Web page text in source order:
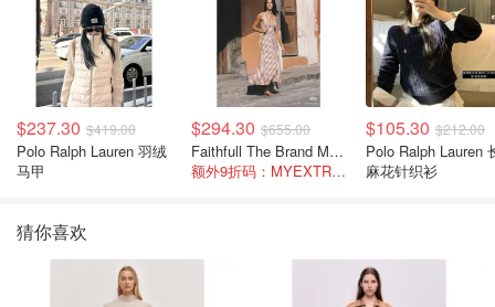
$237.30 $419.00
Polo Ralph Lauren 羽绒
马甲
$294.30 $655.00
Faithfull The Brand Marais 格纹亚麻吊带中长连衣裙
额外9折码：MYEXTRA10
$105.30 $212.00
Polo Ralph Lauren 长袖
麻花针织衫
猜你喜欢